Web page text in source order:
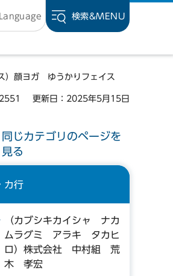
Language 検索&MENU
）顔ヨガ ゆうかりフェイス
更新日：2025年5月15日
同じカテゴリのページを
見る
カ行
（カブシキカイシャ ナカ
ムラグミ アラキ タカヒ
ロ）株式会社 中村組 荒
木 孝宏